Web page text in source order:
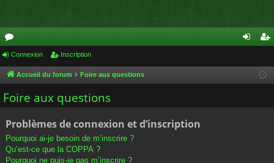
or
u
m
cri
Connexion Inscription
Accueil du forum Foire aux questions
Foire aux questions
Problèmes de connexion et d’inscription
Pourquoi ai-je besoin de m’inscrire ?
Qu’est-ce que la COPPA ?
Pourquoi ne puis-je pas m’inscrire ?